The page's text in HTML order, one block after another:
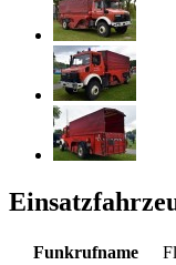
Funkrufname